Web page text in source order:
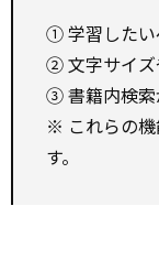
① 学習したい
② 文字サイズ
③ 書籍内検索
※ これらの機
す。